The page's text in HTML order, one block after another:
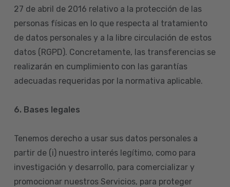
27 de abril de 2016 relativo a la protección de las
personas físicas en lo que respecta al tratamiento
de datos personales y a la libre circulación de estos
datos (RGPD). Concretamente, las transferencias se
realizarán en cumplimiento con las garantías
adecuadas requeridas por la normativa aplicable.
6. Bases legales
Tenemos derecho a usar sus datos personales a
partir de (i) nuestro interés legítimo, como para
investigación y desarrollo, para comercializar y
promocionar nuestros Servicios, para proteger